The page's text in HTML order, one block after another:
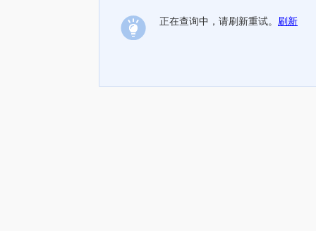
正在查询中，请刷新重试。 刷新